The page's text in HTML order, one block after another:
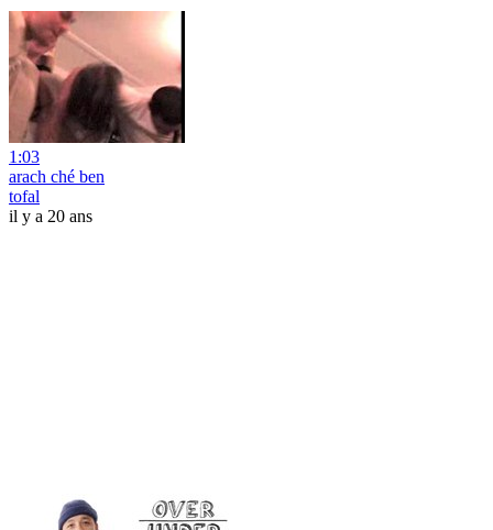
1:03
arach ché ben
tofal
il y a 20 ans